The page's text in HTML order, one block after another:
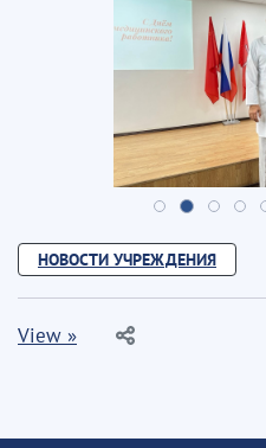
НОВОСТИ УЧРЕЖДЕНИЯ
View »